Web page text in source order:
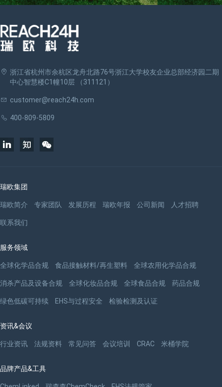
浙江省杭州市余杭区龙舟北路76号浙江大学校友企业总部经济园二期
中心智慧楼C1幢10层 （311121）
customer@reach24h.com
400-809-5809
瑞欧集团
瑞欧简介 专家团队 发展历程 瑞欧年报 公司新闻 人才招聘
联系我们
服务领域
全球化学品合规 食品接触材料/再生塑料 全球农用化学品合规
消杀产品及设备合规 全球化妆品合规 全球食品合规 药品合规
绿色低碳可持续 EHS与过程安全 检验检测及认证
资讯&会议
行业资讯 法规资料 常见问答 会议培训 CRAC 米桶学院
品牌产品&工具